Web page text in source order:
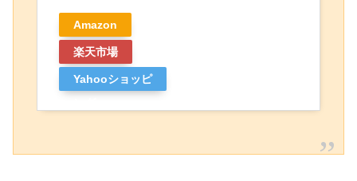
Amazon
楽天市場
Yahooショッピ